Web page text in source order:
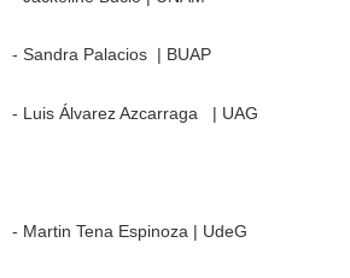
- Sandra Palacios | BUAP
- Luis Álvarez Azcarraga | UAG
- Martin Tena Espinoza | UdeG